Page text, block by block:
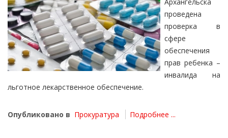
Архангельска
проведена
проверка в
сфере
обеспечения
прав ребенка –
инвалида на
льготное лекарственное обеспечение.
Опубликовано в Прокуратура Подробнее ...